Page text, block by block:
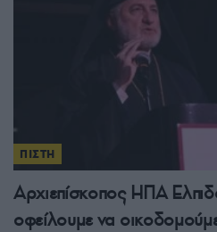
ΠΙΣΤΗ
Αρχιεπίσκοπος ΗΠΑ
οφείλουμε να